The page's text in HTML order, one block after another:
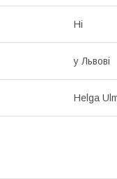
Ні
у Львові
Helga